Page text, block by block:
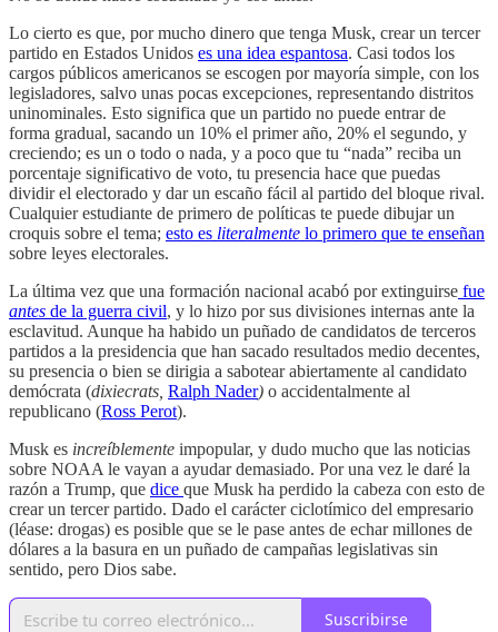
Lo cierto es que, por mucho dinero que tenga Musk, crear un tercer
partido en Estados Unidos es una idea espantosa. Casi todos los
cargos públicos americanos se escogen por mayoría simple, con los
legisladores, salvo unas pocas excepciones, representando distritos
uninominales. Esto significa que un partido no puede entrar de
forma gradual, sacando un 10% el primer año, 20% el segundo, y
creciendo; es un o todo o nada, y a poco que tu “nada” reciba un
porcentaje significativo de voto, tu presencia hace que puedas
dividir el electorado y dar un escaño fácil al partido del bloque rival.
Cualquier estudiante de primero de políticas te puede dibujar un
croquis sobre el tema; esto es literalmente lo primero que te enseñan
sobre leyes electorales.
La última vez que una formación nacional acabó por extinguirse fue
antes de la guerra civil, y lo hizo por sus divisiones internas ante la
esclavitud. Aunque ha habido un puñado de candidatos de terceros
partidos a la presidencia que han sacado resultados medio decentes,
su presencia o bien se dirigia a sabotear abiertamente al candidato
demócrata (dixiecrats, Ralph Nader) o accidentalmente al
republicano (Ross Perot).
Musk es increíblemente impopular, y dudo mucho que las noticias
sobre NOAA le vayan a ayudar demasiado. Por una vez le daré la
razón a Trump, que dice que Musk ha perdido la cabeza con esto de
crear un tercer partido. Dado el carácter ciclotímico del empresario
(léase: drogas) es posible que se le pase antes de echar millones de
dólares a la basura en un puñado de campañas legislativas sin
sentido, pero Dios sabe.
Suscribirse